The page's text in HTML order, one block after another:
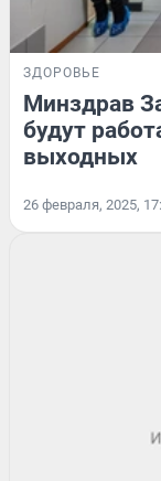
ЗДОРОВЬЕ
Минздрав
будут
выходных
26 февраля, 2025,